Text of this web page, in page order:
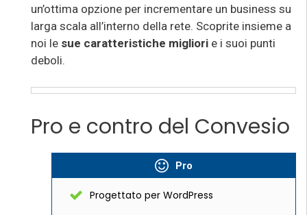
un’ottima opzione per incrementare un business su
larga scala all’interno della rete. Scoprite insieme a
noi le sue caratteristiche migliori e i suoi punti
deboli.
Pro e contro del Convesio
Pro
Progettato per WordPress